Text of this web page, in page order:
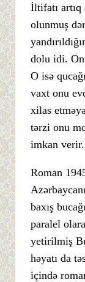
İltifatı
olunmuş
dolu idi.
O isə
vaxt onu
xilas
tərzi onu
imkan verir.
Roman
baxış
paralel
yetirilmiş
həyatı da
içində